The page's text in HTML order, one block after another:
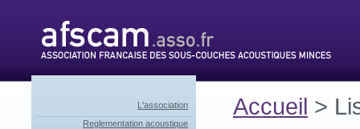
L'association
Reglementation acoustique
Accueil >